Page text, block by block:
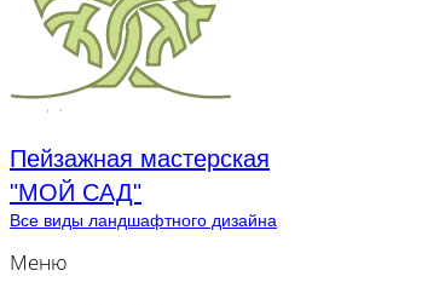
Пейзажная мастерская
"МОЙ САД"
Все виды ландшафтного дизайна
Меню